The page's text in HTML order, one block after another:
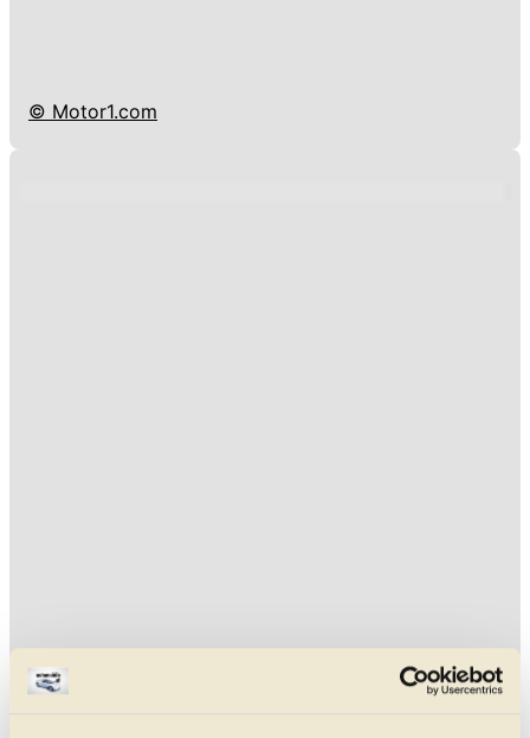
© Motor1.com